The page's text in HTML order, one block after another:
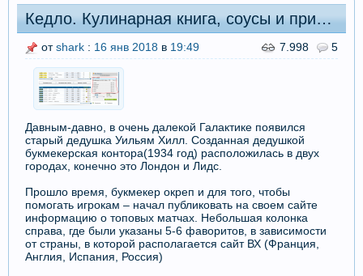
Кедло. Кулинарная книга, соусы и приправы
5
7.998
от shark : 16 янв 2018 в 19:49
Давным-давно, в очень далекой Галактике появился
старый дедушка Уильям Хилл. Созданная дедушкой
букмекерская контора(1934 год) расположилась в двух
городах, конечно это Лондон и Лидс.
Прошло время, букмекер окреп и для того, чтобы
помогать игрокам – начал публиковать на своем сайте
информацию о топовых матчах. Небольшая колонка
справа, где были указаны 5-6 фаворитов, в зависимости
от страны, в которой располагается сайт ВХ (Франция,
Англия, Испания, Россия)